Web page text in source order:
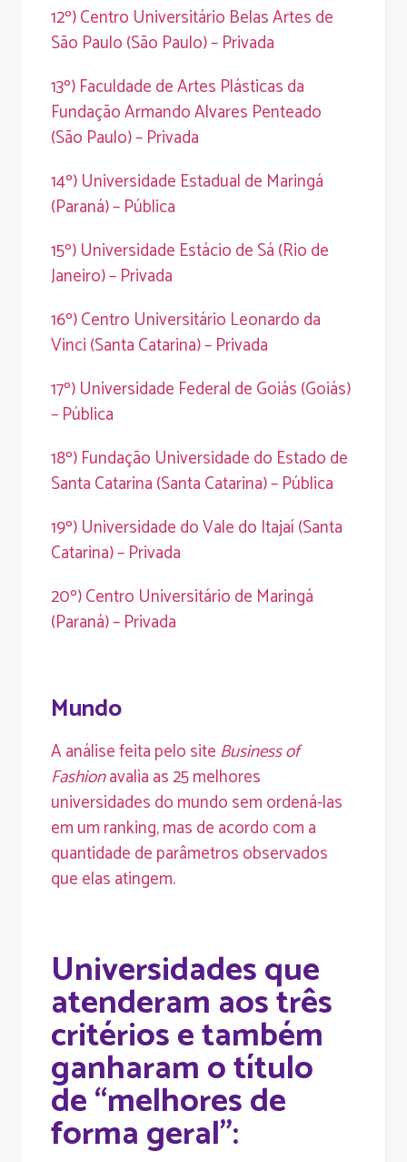
12º) Centro Universitário Belas Artes de
São Paulo (São Paulo) – Privada
13º) Faculdade de Artes Plásticas da
Fundação Armando Alvares Penteado
(São Paulo) – Privada
14º) Universidade Estadual de Maringá
(Paraná) – Pública
15º) Universidade Estácio de Sá (Rio de
Janeiro) – Privada
16º) Centro Universitário Leonardo da
Vinci (Santa Catarina) – Privada
17º) Universidade Federal de Goiás (Goiás)
– Pública
18º) Fundação Universidade do Estado de
Santa Catarina (Santa Catarina) – Pública
19º) Universidade do Vale do Itajaí (Santa
Catarina) – Privada
20º) Centro Universitário de Maringá
(Paraná) – Privada
Mundo
A análise feita pelo site Business of
Fashionavalia as 25 melhores
universidades do mundo sem ordená-las
em um ranking, mas de acordo com a
quantidade de parâmetros observados
que elas atingem.
Universidades que
atenderam aos três
critérios e também
ganharam o título
de “melhores de
forma geral”: